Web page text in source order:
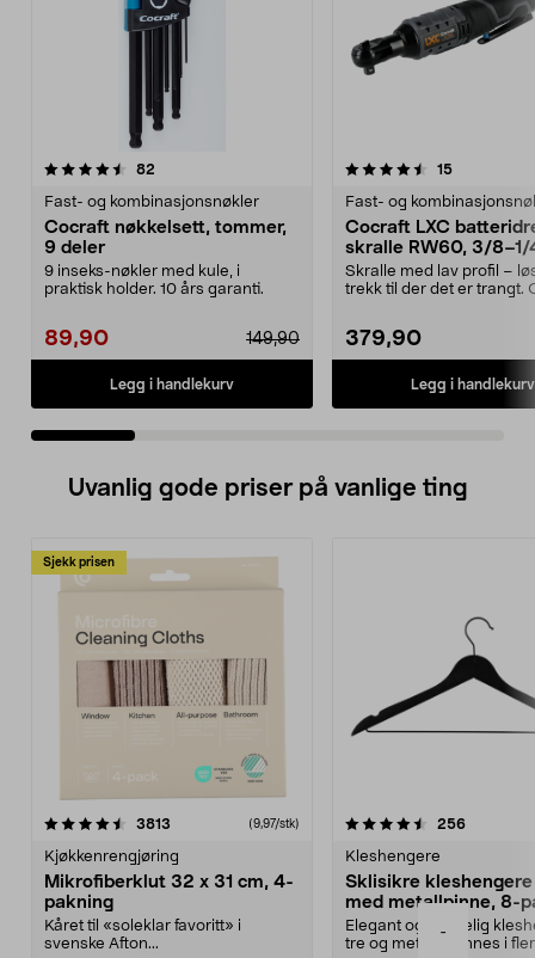
-
82
Fast- og kombinasjonsnøkler
Cocraft nøkkelsett, tommer,
9 deler
9 inseks-nøkler med kule, i
praktisk holder. 10 års garanti.
89,90 149,90
Legg i handlekurv
4.5 av 5 stjerner 15anmeldelser
Fast- og
Cocraft LXC
skralle RW60, 3/8–1/
tommer, 18 V
Skralle med lav profil –
trekk til der det er trangt.
379,90
Legg i handlekurv
4.5 av 5 stjerner
Uvanlig gode priser på vanlige ting
Sjekk prisen
3813 anmeldelser(9,97/stk)
Kjøkkenrengjøring
Mikrofiberklut 32 x 31 cm, 4-
pakning
Kåret til «soleklar favoritt» i
svenske Afton...
4.5av 5 stjerner 256
Kleshengere
Sklisikre
med metallpinne, 8-
Elegant og skikkelig
tre og metall – finnes i
4.5av 5 stjerner